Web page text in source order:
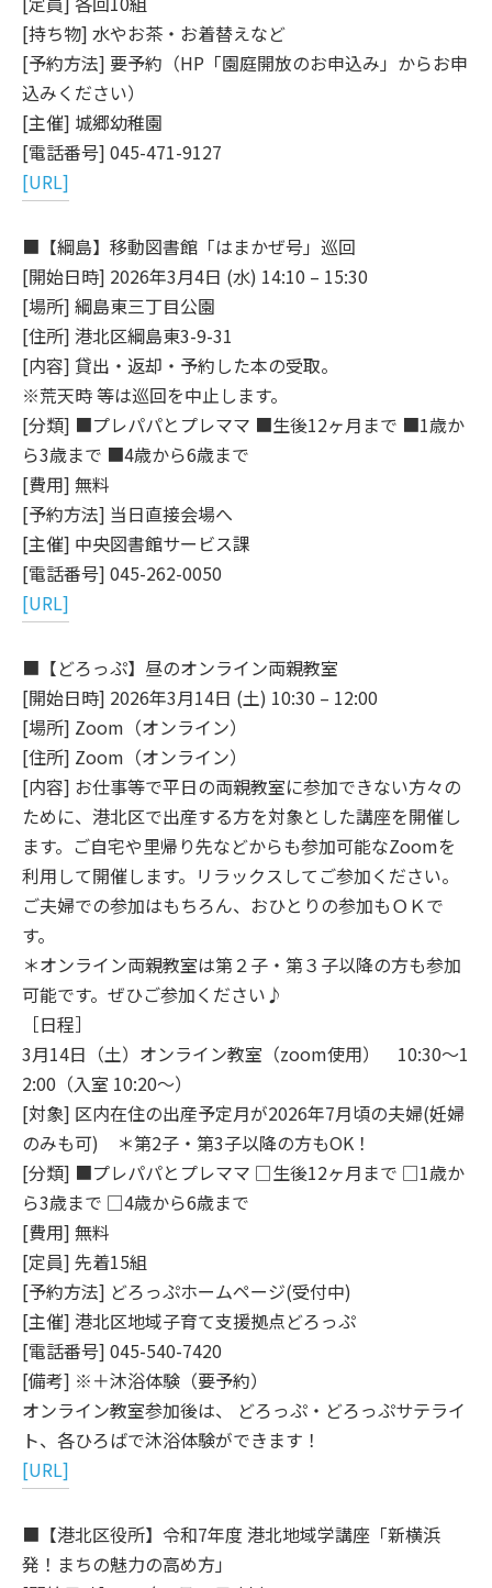
[持ち物] 水やお茶・お着替えなど
[予約方法] 要予約（HP「園庭開放のお申込み」からお申
込みください）
[主催] 城郷幼稚園
[電話番号] 045-471-9127
[URL]
■【綱島】移動図書館「はまかぜ号」巡回
[開始日時] 2026年3月4日 (水) 14:10 – 15:30
[場所] 綱島東三丁目公園
[住所] 港北区綱島東3-9-31
[内容] 貸出・返却・予約した本の受取。
※荒天時 等は巡回を中止します。
[分類] ■プレパパとプレママ ■生後12ヶ月まで ■1歳か
ら3歳まで ■4歳から6歳まで
[費用] 無料
[予約方法] 当日直接会場へ
[主催] 中央図書館サービス課
[電話番号] 045-262-0050
[URL]
■【どろっぷ】昼のオンライン両親教室
[開始日時] 2026年3月14日 (土) 10:30 – 12:00
[場所] Zoom（オンライン）
[住所] Zoom（オンライン）
[内容] お仕事等で平日の両親教室に参加できない方々の
ために、港北区で出産する方を対象とした講座を開催し
ます。ご自宅や里帰り先などからも参加可能なZoomを
利用して開催します。リラックスしてご参加ください。
ご夫婦での参加はもちろん、おひとりの参加もＯＫで
す。
＊オンライン両親教室は第２子・第３子以降の方も参加
可能です。ぜひご参加ください♪
［日程］
3月14日（土）オンライン教室（zoom使用） 10:30～1
2:00（入室 10:20～）
[対象] 区内在住の出産予定月が2026年7月頃の夫婦(妊婦
のみも可) ＊第2子・第3子以降の方もOK！
[分類] ■プレパパとプレママ □生後12ヶ月まで □1歳か
ら3歳まで □4歳から6歳まで
[費用] 無料
[定員] 先着15組
[予約方法] どろっぷホームページ(受付中)
[主催] 港北区地域子育て支援拠点どろっぷ
[電話番号] 045-540-7420
[備考] ※＋沐浴体験（要予約）
オンライン教室参加後は、 どろっぷ・どろっぷサテライ
ト、各ひろばで沐浴体験ができます！
[URL]
■【港北区役所】令和7年度 港北地域学講座「新横浜
発！まちの魅力の高め方」